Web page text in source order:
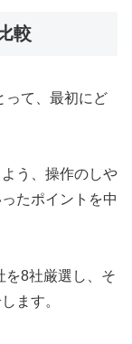
較
って、最初にど
う、操作のしや
たポイントを中
を8社厳選し、そ
ます。